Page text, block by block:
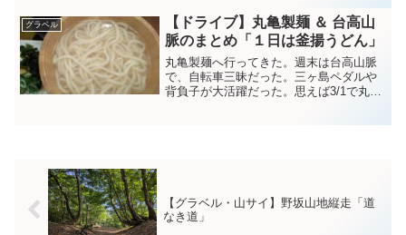
い。ナンおかわり自由で、満腹に(笑)ネパ
ール人が経営し...
グラベル
【ドライブ】丸亀製麺 ＆ 台高山
脈のまとめ「１日は釜揚うどん」
丸亀製麺へ行ってきた。週末は台高山脈
で、自転車三昧だった。三ヶ島ペダルや
背負子が大活躍だった。思えば3/1で丸亀
【グラベル・山サイ】野坂山地縦走「道
なき道」